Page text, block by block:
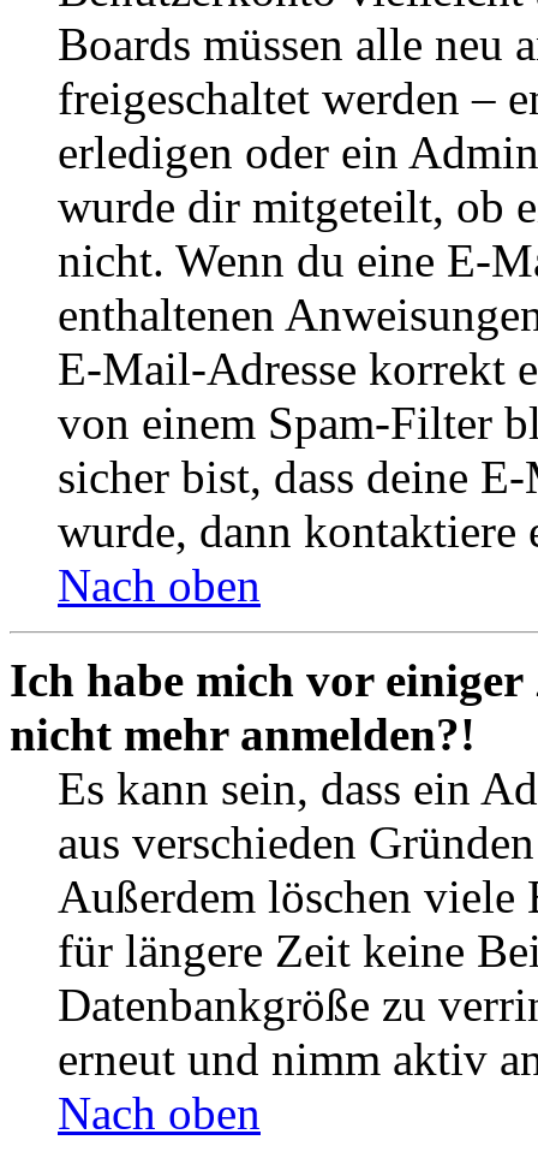
Boards müssen alle neu
freigeschaltet werden –
erledigen oder ein
wurde dir mitgeteilt, ob
nicht. Wenn du eine E-
enthaltenen
E-Mail-Adresse korrekt
von einem Spam-Filter
sicher bist, dass deine
wurde, dann kontaktiere
Nach oben
Ich habe mich vor
nicht mehr anmelden?!
Es kann sein, dass ein
aus verschieden
Außerdem löschen viele
für längere Zeit keine
Datenbankgröße zu
erneut und nimm aktiv
Nach oben